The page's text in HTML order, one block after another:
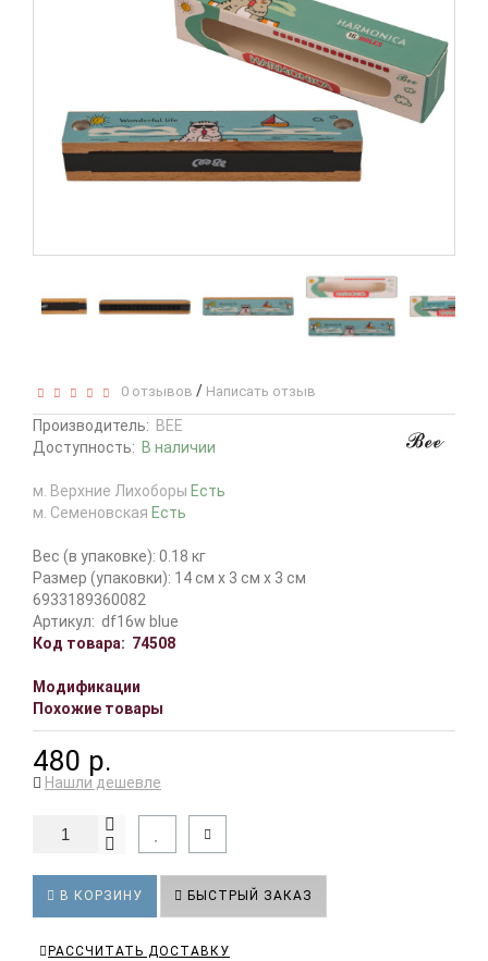
0 отзывов / Написать отзыв
Производитель: BEE
Доступность: В наличии
м. Верхние Лихоборы Есть
м. Семеновская Есть
Вес (в упаковке): 0.18 кг
Размер (упаковки): 14 см x 3 см x 3 см
6933189360082
Артикул: df16w blue
Код товара: 74508
Модификации
Похожие товары
480 р.
Нашли дешевле
В КОРЗИНУ БЫСТРЫЙ ЗАКАЗ
РАССЧИТАТЬ ДОСТАВКУ